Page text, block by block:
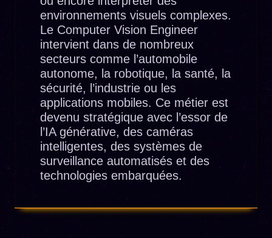
environnements visuels complexes.
Le Computer Vision Engineer
intervient dans de nombreux
secteurs comme l’automobile
autonome, la robotique, la santé, la
sécurité, l’industrie ou les
applications mobiles. Ce métier est
devenu stratégique avec l’essor de
l’IA générative, des caméras
intelligentes, des systèmes de
surveillance automatisés et des
technologies embarquées.